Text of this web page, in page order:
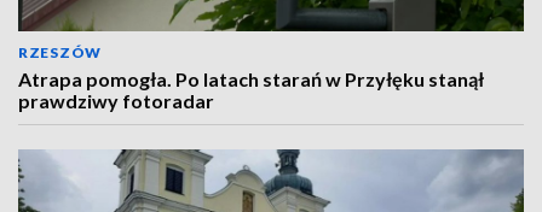
RZESZÓW
Atrapa pomogła. Po latach starań w Przyłęku stanął
prawdziwy fotoradar